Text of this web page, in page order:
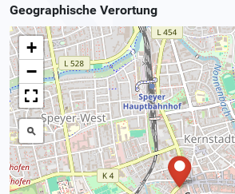
Geographische Verortung
+
−